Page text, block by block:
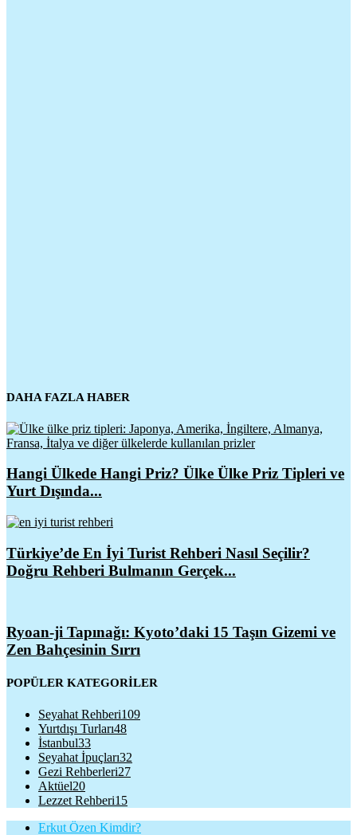
DAHA FAZLA HABER
Hangi Ülkede Hangi Priz? Ülke Ülke Priz Tipleri ve
Yurt Dışında...
Türkiye’de En İyi Turist Rehberi Nasıl Seçilir?
Doğru Rehberi Bulmanın Gerçek...
Ryoan-ji Tapınağı: Kyoto’daki 15 Taşın Gizemi ve
Zen Bahçesinin Sırrı
POPÜLER KATEGORİLER
Seyahat Rehberi109
Yurtdışı Turları48
İstanbul33
Seyahat İpuçları32
Gezi Rehberleri27
Aktüel20
Lezzet Rehberi15
Erkut Özen Kimdir?